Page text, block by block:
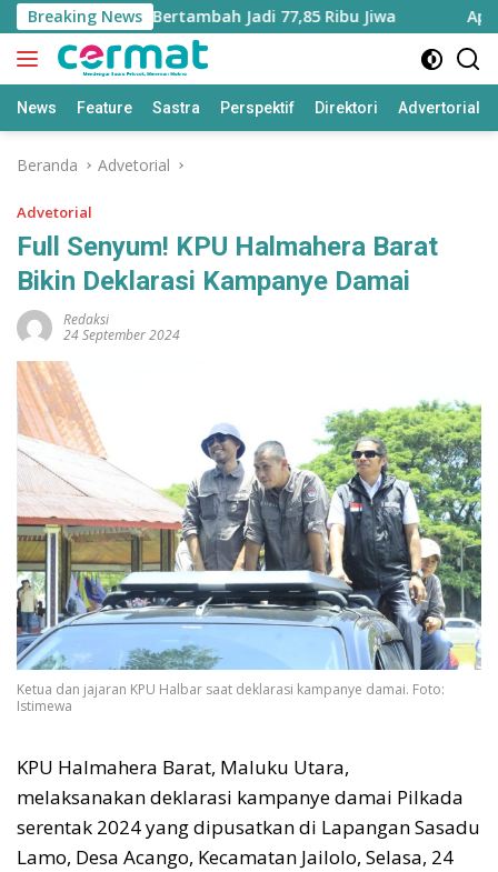
Langsung
ke
konten
Breaking News
Utara Bertambah Jadi 77,85 Ribu Jiwa
News Feature Sastra Perspektif Direktori Advertorial
Beranda Advetorial
Advetorial
Full Senyum! KPU Halmahera Barat
Bikin Deklarasi Kampanye Damai
Redaksi
24 September 2024
Ketua dan jajaran KPU Halbar saat deklarasi kampanye damai. Foto:
Istimewa
KPU Halmahera Barat, Maluku Utara,
melaksanakan deklarasi kampanye damai Pilkada
serentak 2024 yang dipusatkan di Lapangan Sasadu
Lamo, Desa Acango, Kecamatan Jailolo, Selasa, 24